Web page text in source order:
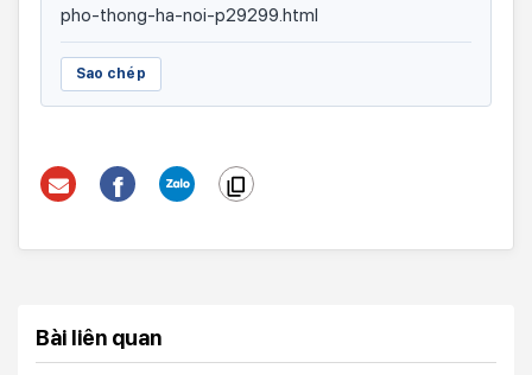
pho-thong-ha-noi-p29299.html
Sao chép
Bài liên quan